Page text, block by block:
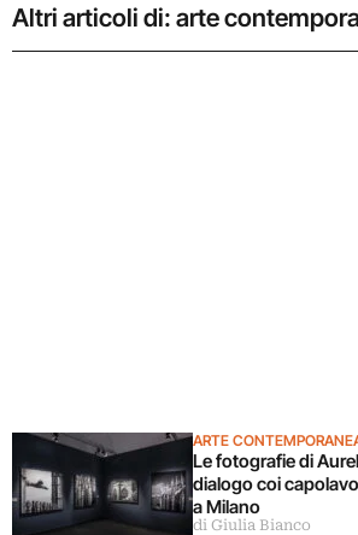
Altri articoli di: arte
ARTE
Le fotografie di
dialogo coi
a Milano
di Giulia Bianco